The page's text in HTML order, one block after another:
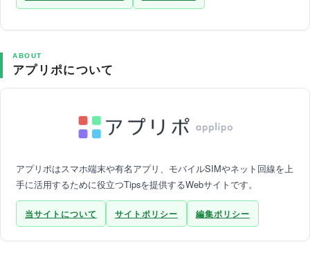
ABOUT
アプリポについて
アプリポはスマホ端末や有名アプリ、モバイルSIMやネット回線を上
手に活用するために役立つTipsを提供するWebサイトです。
当サイトについて サイトポリシー 編集ポリシー